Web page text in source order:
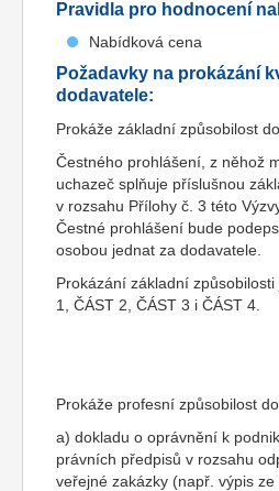
Pravidla pro hodnocení
Nabídková cena
Požadavky na prokázání
dodavatele:
Prokáže základní způsobilost
Čestného prohlášení, z něhož
uchazeč splňuje příslušnou
v rozsahu Přílohy č. 3 této
Čestné prohlášení bude
osobou jednat za dodavatele.
Prokázání základní
1, ČÁST 2, ČÁST 3 i ČÁST 4.
Prokáže profesní způsobilost
a) dokladu o oprávnění k
právních předpisů v rozsahu
veřejné zakázky (např. výpis